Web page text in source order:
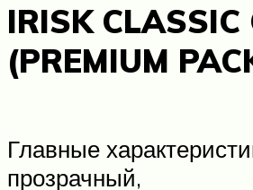
IRISK CLASSIC
(PREMIUM
Главные
прозрачный,